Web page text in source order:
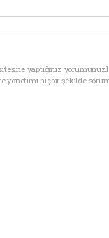
yaptığınız
yönetimi hiçbir şekilde